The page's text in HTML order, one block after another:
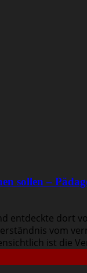
sollen –
entdeckte dort
vom
ist die